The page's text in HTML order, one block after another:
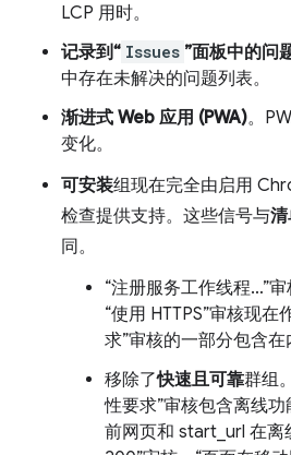
LCP 用时。
记录到“ Issues ”面板中的问
中存在未解决的问题列表。
渐进式 Web 应用 (PWA)。
变化。
可安装组现在完全由启用
检查提供支持。这些信号与
同。
“注册服务工作线程…”
“使用 HTTPS”审核现
求”审核的一部分包含在
移除了快速且可靠群组
性要求”审核包含离线
前网页和 start_url 在离